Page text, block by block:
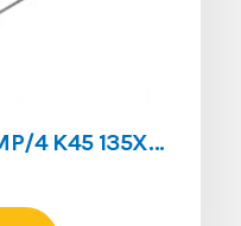
MOULURE PVC 2 COMP/4 K45 135X55 BLANC